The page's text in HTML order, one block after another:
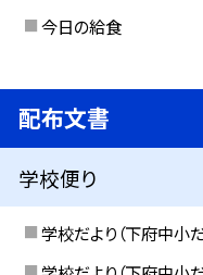
今日の給食
配布文書
学校便り
学校だより（下府中小